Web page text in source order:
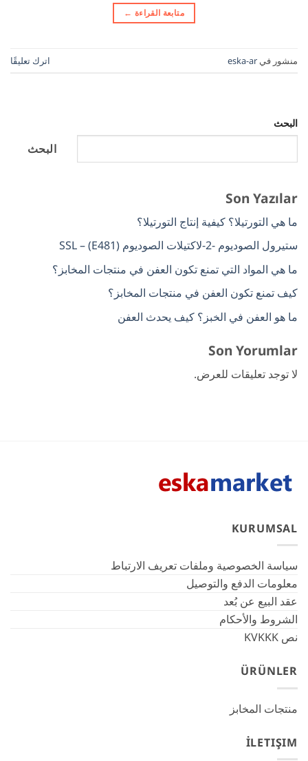
متابعة القراءة ←
منشور في eska-ar اترك تعليقًا
البحث
البحث
Son Yazılar
ما هي التورتيلا؟ كيفية إنتاج التورتيلا؟
ستيرول الصوديوم -2-لاكتيلات الصوديوم (E481) – SSL
ما هي المواد التي تمنع تكون العفن في منتجات المخابز؟
كيف تمنع تكون العفن في منتجات المخابز؟
ما هو العفن في الخبز؟ كيف يحدث العفن
Son Yorumlar
لا توجد تعليقات للعرض.
KURUMSAL
سياسة الخصوصية وملفات تعريف الارتباط
معلومات الدفع والتوصيل
عقد البيع عن بُعد
الشروط والأحكام
نص KVKKK
ÜRÜNLER
منتجات المخابز
İLETIŞIM